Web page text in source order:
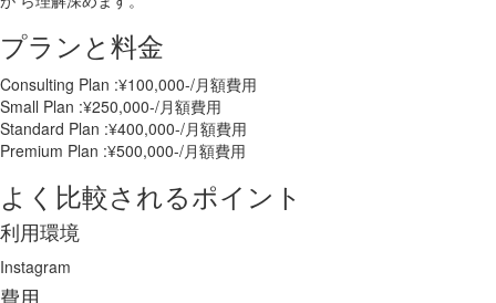
プランと料金
Consulting Plan :¥100,000-/月額費用
Small Plan :¥250,000-/月額費用
Standard Plan :¥400,000-/月額費用
Premium Plan :¥500,000-/月額費用
よく比較されるポイント
利用環境
Instagram